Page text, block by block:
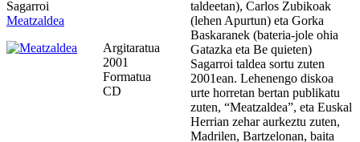
Sagarroi
Meatzaldea
Argitaratua
2001
Formatua
CD
taldeetan), Carlos Zubikoak
(lehen Apurtun) eta Gorka
Baskaranek (bateria-jole ohia
Gatazka eta Be quieten)
Sagarroi taldea sortu zuten
2001ean. Lehenengo diskoa
urte horretan bertan publikatu
zuten, “Meatzaldea”, eta Euskal
Herrian zehar aurkeztu zuten,
Madrilen, Bartzelonan, baita